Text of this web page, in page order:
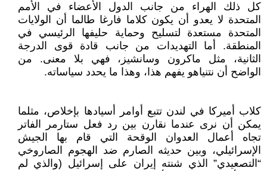
كل ذلك الهراء من جانب الدول الأعضاء في الأمم
المتحدة لا يعدو أن يكون كلاما فارغا طالما أن الولايات
المتحدة مستعدة لتسليح وحماية حليفها الرئيسي في
المنطقة. أما التهديدات من جانب قادة قوى الدرجة
الثانية، مثل ماكرون وسانشيز، فهي بلا معنى. من
الواضح أن نتنياهو يفهم هذا، وهذا ما يحدد سياساته.
كلاب أميركا في لندن تتبع أوامر أسيادها بإخلاص، مثلما
يمكن أن نرى عندما نقارن بين رد فعل ستارمر الفاتر
تجاه أعمال العدوان الوقحة التي قام بها الجيش
الإسرائيلي، وبين حديثه الصارم ضد الهجوم الصاروخي
“التصعيدي” الذي شنته إيران على إسرائيل (والذي لم